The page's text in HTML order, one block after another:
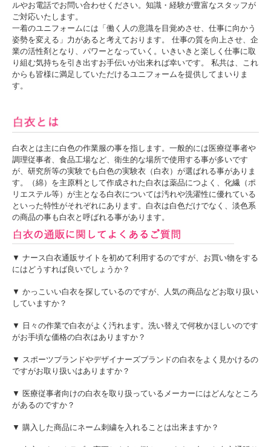
ルやお電話でお問い合わせください。知識・経験が豊富なスタッフが
ご対応いたします。
一着のユニフォームには「働く人の意識を目覚めさせ、仕事に向かう
姿勢を変える」力があると考えております。 仕事の質を向上させ、企
業の活性剤となり、パワーとなっていく。いきいきと楽しく仕事に取
り組む気持ちを引き出すお手伝いが出来れば幸いです。 私共は、これ
からも皆様に満足していただけるユニフォームを提供してまいりま
す。
白衣とは主に白色の作業服の事を指します。一般的には医療従事者や
調理従事者、食品工場など、衛生的な場所で使用する事が多いです
が、研究所等の実験でも白色の実験衣（白衣）が選ばれる事がありま
す。（綿）を主原料として作成された白衣は薬品につよく、化繊（ポ
リエステル等）が主となる白衣については汚れや洗濯性に優れている
といった特性がそれぞれにあります。白衣は白色だけでなく、淡色系
の商品の事も白衣と呼ばれる事があります。
▼ ナース白衣通販サイトを初めて利用するのですが、お買い物をする
にはどうすれば良いでしょうか？
▼ かっこいい白衣を探しているのですが、人気の商品などお取り扱い
していますか？
▼ 日々の作業で白衣がよく汚れます。洗い替えで何枚かほしいのです
がお手頃な価格の白衣はありますか？
▼ スポーツブランドやデザイナーズブランドの白衣をよく見かけるの
ですがお取り扱いはありますか？
▼ 医療従事者向けの白衣を取り扱っているメーカーにはどんなところ
があるのですか？
▼ 購入した商品にネーム刺繍を入れることは出来ますか？